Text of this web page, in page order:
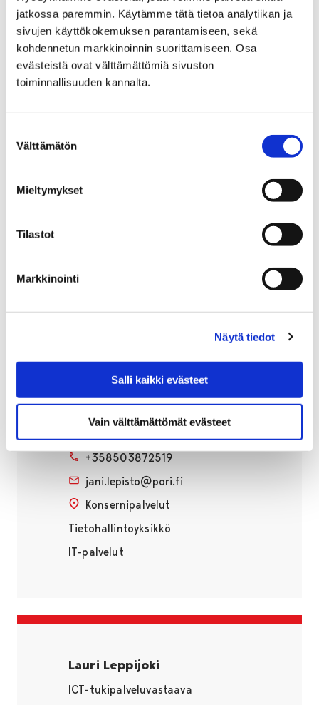
jatkossa paremmin. Käytämme tätä tietoa analytiikan ja
sivujen käyttökokemuksen parantamiseen, sekä
kohdennetun markkinoinnin suorittamiseen. Osa
evästeistä ovat välttämättömiä sivuston
toiminnallisuuden kannalta.
valinta
Välttämätön
Mieltymykset
Tilastot
Markkinointi
Näytä tiedot
Salli kaikki evästeet
Vain välttämättömät evästeet
Tietohallintoyksikkö
Tietohallinto
Miika Lehtonen
Tietohallintoyksikkö
Jani Lepistö
+358503872519
jani.lepisto@pori.fi
Konsernipalvelut
Tietohallintoyksikkö
IT-palvelut
Lauri Leppijoki
ICT-tukipalveluvastaava